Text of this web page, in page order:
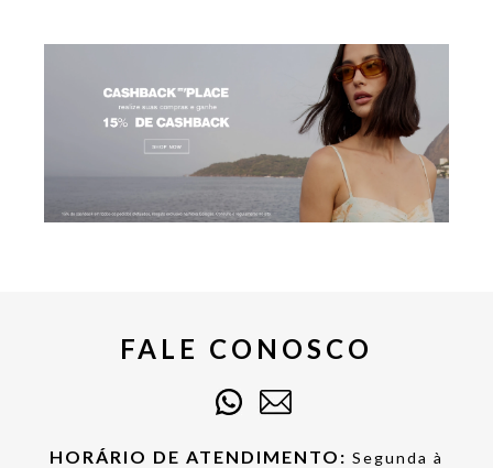
FALE CONOSCO
HORÁRIO DE ATENDIMENTO: Segunda à